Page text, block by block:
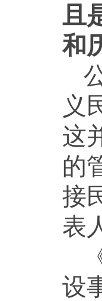
且
和
义
这
的
接
表
设